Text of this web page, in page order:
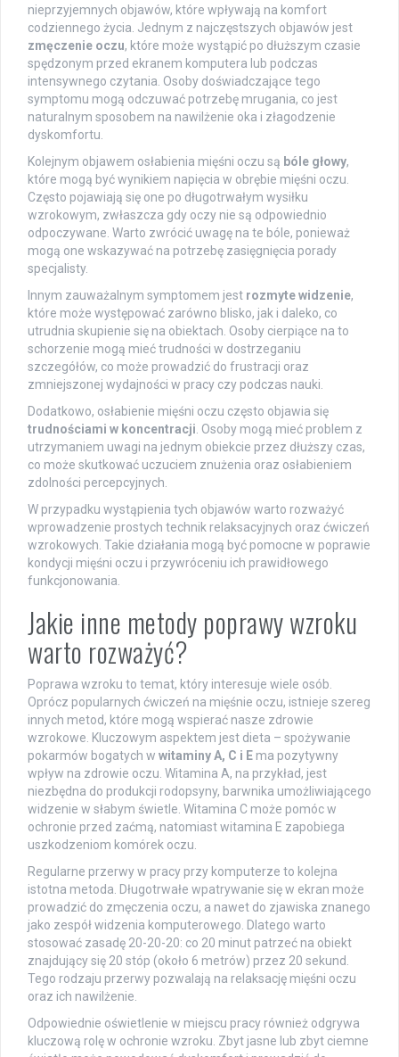
nieprzyjemnych objawów, które wpływają na komfort
codziennego życia. Jednym z najczęstszych objawów jest
zmęczenie oczu, które może wystąpić po dłuższym czasie
spędzonym przed ekranem komputera lub podczas
intensywnego czytania. Osoby doświadczające tego
symptomu mogą odczuwać potrzebę mrugania, co jest
naturalnym sposobem na nawilżenie oka i złagodzenie
dyskomfortu.
Kolejnym objawem osłabienia mięśni oczu są bóle głowy,
które mogą być wynikiem napięcia w obrębie mięśni oczu.
Często pojawiają się one po długotrwałym wysiłku
wzrokowym, zwłaszcza gdy oczy nie są odpowiednio
odpoczywane. Warto zwrócić uwagę na te bóle, ponieważ
mogą one wskazywać na potrzebę zasięgnięcia porady
specjalisty.
Innym zauważalnym symptomem jest rozmyte widzenie,
które może występować zarówno blisko, jak i daleko, co
utrudnia skupienie się na obiektach. Osoby cierpiące na to
schorzenie mogą mieć trudności w dostrzeganiu
szczegółów, co może prowadzić do frustracji oraz
zmniejszonej wydajności w pracy czy podczas nauki.
Dodatkowo, osłabienie mięśni oczu często objawia się
trudnościami w koncentracji . Osoby mogą mieć problem z
utrzymaniem uwagi na jednym obiekcie przez dłuższy czas,
co może skutkować uczuciem znużenia oraz osłabieniem
zdolności percepcyjnych.
W przypadku wystąpienia tych objawów warto rozważyć
wprowadzenie prostych technik relaksacyjnych oraz ćwiczeń
wzrokowych. Takie działania mogą być pomocne w poprawie
kondycji mięśni oczu i przywróceniu ich prawidłowego
funkcjonowania.
Jakie inne metody poprawy wzroku
warto rozważyć?
Poprawa wzroku to temat, który interesuje wiele osób.
Oprócz popularnych ćwiczeń na mięśnie oczu, istnieje szereg
innych metod, które mogą wspierać nasze zdrowie
wzrokowe. Kluczowym aspektem jest dieta – spożywanie
pokarmów bogatych w witaminy A, C i E ma pozytywny
wpływ na zdrowie oczu. Witamina A, na przykład, jest
niezbędna do produkcji rodopsyny, barwnika umożliwiającego
widzenie w słabym świetle. Witamina C może pomóc w
ochronie przed zaćmą, natomiast witamina E zapobiega
uszkodzeniom komórek oczu.
Regularne przerwy w pracy przy komputerze to kolejna
istotna metoda. Długotrwałe wpatrywanie się w ekran może
prowadzić do zmęczenia oczu, a nawet do zjawiska znanego
jako zespół widzenia komputerowego. Dlatego warto
stosować zasadę 20-20-20: co 20 minut patrzeć na obiekt
znajdujący się 20 stóp (około 6 metrów) przez 20 sekund.
Tego rodzaju przerwy pozwalają na relaksację mięśni oczu
oraz ich nawilżenie.
Odpowiednie oświetlenie w miejscu pracy również odgrywa
kluczową rolę w ochronie wzroku. Zbyt jasne lub zbyt ciemne